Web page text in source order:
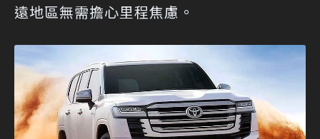
遠地區無需擔心里程焦慮。